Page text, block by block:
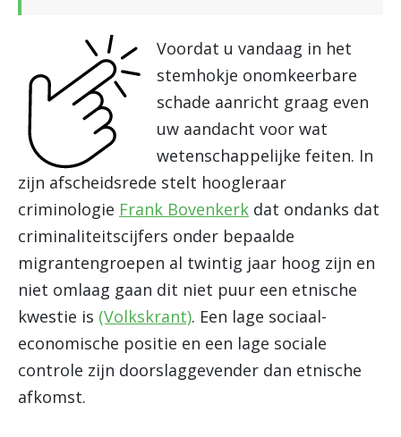
Voordat u vandaag in het
stemhokje onomkeerbare
schade aanricht graag even
uw aandacht voor wat
wetenschappelijke feiten. In
zijn afscheidsrede stelt hoogleraar
criminologie Frank Bovenkerk dat ondanks dat
criminaliteitscijfers onder bepaalde
migrantengroepen al twintig jaar hoog zijn en
niet omlaag gaan dit niet puur een etnische
kwestie is (Volkskrant). Een lage sociaal-
economische positie en een lage sociale
controle zijn doorslaggevender dan etnische
afkomst.